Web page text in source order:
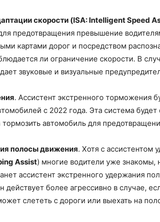
скорости (ISA: Intelligent Speed
предотвращения превышение
картами дорог и посредством
ли ограничение скорости. В
звуковые и визуальные
. Ассистент экстренного торможения
с 2022 года. Эта система будет
тормозить автомобиль для
полосы движения. Хотя с ассистентом
Assist) многие водители уже знакомы,
ассистент экстренного удержания
действует более агрессивно в случае,
слететь с дороги или выехать на